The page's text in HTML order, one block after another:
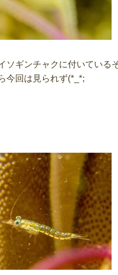
ソギンチャクに付いている
今回は見られず(*_*;